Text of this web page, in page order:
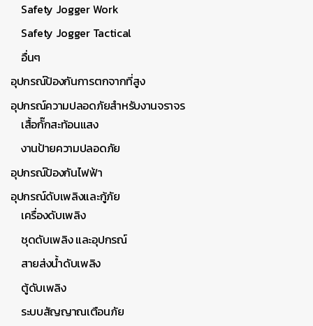
Safety Jogger Work
Safety Jogger Tactical
อื่นๆ
อุปกรณ์ป้องกันการตกจากที่สูง
อุปกรณ์ความปลอดภัยสำหรับงานจราจร
เสื้อกั๊กสะท้อนแสง
งานป้ายความปลอดภัย
อุปกรณ์ป้องกันไฟฟ้า
อุปกรณ์ดับเพลิงและกู้ภัย
เครื่องดับเพลิง
ชุดดับเพลิง และอุปกรณ์
สายส่งน้ำดับเพลิง
ตู้ดับเพลิง
ระบบสัญญาณเตือนภัย